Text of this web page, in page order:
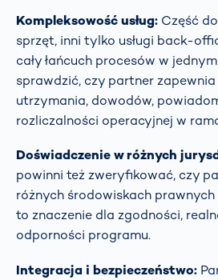
Kompleksowość usług: Część
sprzęt, inni tylko usługi back-
cały łańcuch procesów w
sprawdzić, czy partner zapewnia
utrzymania, dowodów,
rozliczalności operacyjnej w
Doświadczenie w różnych
powinni też zweryfikować, czy
różnych środowiskach
to znaczenie dla zgodności,
odporności programu.
Integracja i bezpieczeństwo: